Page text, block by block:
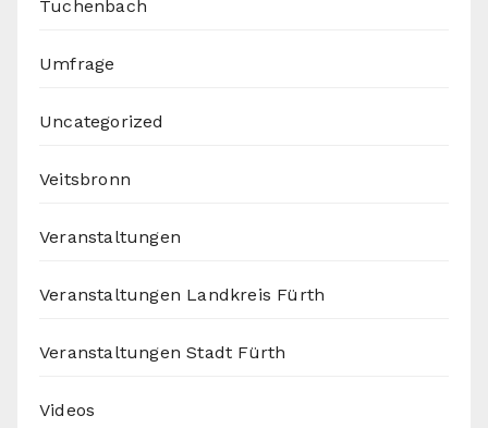
Tuchenbach
Umfrage
Uncategorized
Veitsbronn
Veranstaltungen
Veranstaltungen Landkreis Fürth
Veranstaltungen Stadt Fürth
Videos